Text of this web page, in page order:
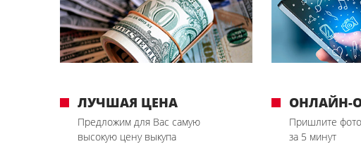
ЛУЧШАЯ ЦЕНА
Предложим для Вас самую
высокую цену выкупа
ОНЛАЙН-
Пришлите
за 5 минут